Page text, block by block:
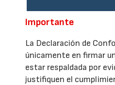
Importante
La Declaración de
únicamente en firmar
estar respaldada por
justifiquen el